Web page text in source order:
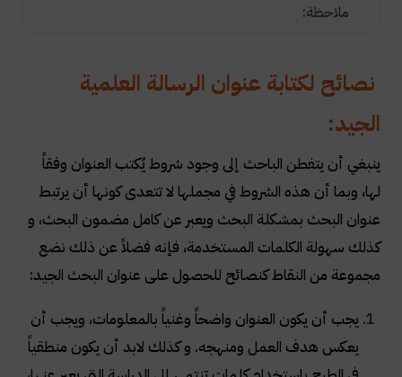
ملاحظة:
نصائح لكتابة عنوان الرسالة العلمية
الجيد:
ينبغي أن يتفطن الباحث إلى وجود شروط يُكتب العنوان وفقاً
لها، وبما أن هذه الشروط في مجملها لا تتعدى كونها أن يرتبط
عنوان البحث بمشكلة البحث ويعبر عن كامل مضمون البحث، و
كذلك سهولة الكلمات المستخدمة، فإنه فضلاً عن ذلك نضع
مجموعة من النقاط كنصائح للحصول على عنوان البحث الجيد:
يجب أن يكون العنوان واضحاً وغنياً بالمعلومات، ويجب أن
يعكس هدف العمل ومنهجه. و كذلك لابد أن يكون منطقياً